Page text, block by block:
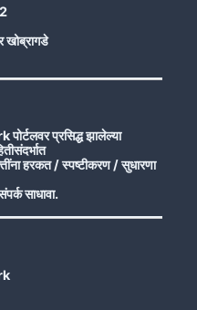
खोब्रागडे
प्रसिद्ध झालेल्या
हरकत / स्पष्टीकरण / सुधारणा
साधावा.